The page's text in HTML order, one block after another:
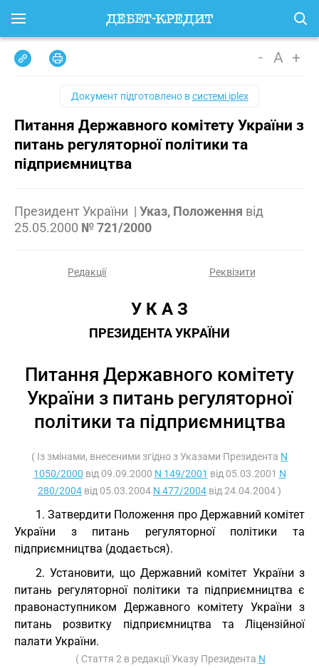
- A +
Документ підготовлено всистемі iplex
Питання Державного комітету України з
питань регуляторної політики та
підприємництва
Президент України | Указ, Положення від
25.05.2000 № 721/2000
Редакції Реквізити
У К А З
ПРЕЗИДЕНТА УКРАЇНИ
Питання Державного комітету
України з питань регуляторної
політики та підприємництва
( Із змінами, внесеними згідно з Указами Президента N
1050/2000 від 09.09.2000 N 149/2001 від 05.03.2001 N
280/2004 від 05.03.2004 N 477/2004 від 24.04.2004 )
1. Затвердити Положення про Державний комітет
України з питань регуляторної політики та
підприємництва (додається).
2. Установити, що Державний комітет України з
питань регуляторної політики та підприємництва є
правонаступником Державного комітету України з
питань розвитку підприємництва та Ліцензійної
палати України.
( Стаття 2 в редакції Указу Президента N